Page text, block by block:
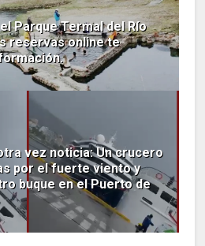
Parque Termal del Río
reservas online te
vez noticia: Un crucero
por el fuerte viento y
buque en el Puerto de